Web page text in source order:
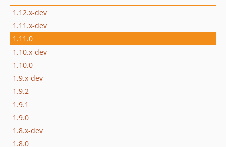
1.12.x-dev
1.11.x-dev
1.11.0
1.10.x-dev
1.10.0
1.9.x-dev
1.9.2
1.9.1
1.9.0
1.8.x-dev
1.8.0